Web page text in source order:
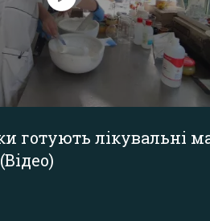
готують лікувальні